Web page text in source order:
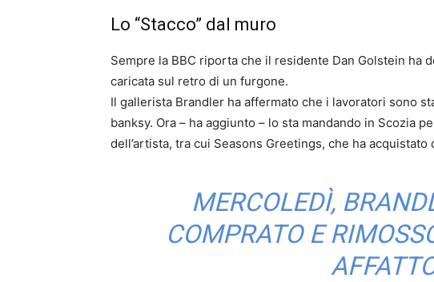
Lo “Stacco” dal muro
Sempre la BBC riporta che il residente Dan Golstein ha
caricata sul retro di un furgone.
Il gallerista Brandler ha affermato che i lavoratori sono
banksy. Ora – ha aggiunto – lo sta mandando in Scozia
dell’artista, tra cui Seasons Greetings, che ha
MERCOLEDÌ,
COMPRATO E